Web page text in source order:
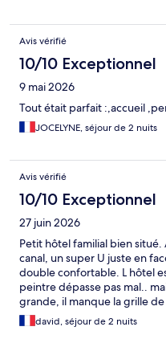
Avis vérifié
10/10 Exceptionnel
9 mai 2026
Tout était parfait :,accueil
JOCELYNE, séjour de 2 nuits
Avis vérifié
10/10 Exceptionnel
27 juin 2026
Petit hôtel familial bien
canal, un super U juste en
double confortable. L hôtel
peintre dépasse pas mal..
grande, il manque la grille
est très sympathique, à l
nous a accompagné jusqu'à
david, séjour de 2 nuits